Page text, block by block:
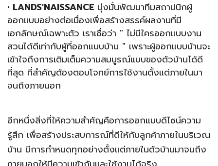
• LANDS'NAISSANCE มุ่งมั่นพัฒนาทีมสถาปนิกผู้
ออกแบบอย่างต่อเนื่องเพื่อสร้างสรรค์ผลงานที่มี
เอกลักษณ์เฉพาะตัว เราเชื่อว่า " ไม่มีใครออกแบบงาน
สวนได้ดีเท่ากับผู้ที่ออกแบบบ้าน " เพราะผู้ออกแบบบ้านจะ
เข้าใจถึงการเติมเต็มความสมบูรณ์แบบของตัวบ้านได้ดี
ที่สุด ที่สำคัญต้องตอบโจทย์การใช้งานตั้งแต่ภายในมา
จนถึงภายนอก
อีกหนึ่งสิ่งที่ให้ความสำคัญคือการออกแบบดีไซน์ความ
รู้สึก เพื่อสร้างประสบการณ์ที่ดีให้กับลูกค้าภายในบริเวณ
บ้าน มีการกำหนดทุกอย่างตั้งแต่ภายในตัวบ้านมาจนถึง